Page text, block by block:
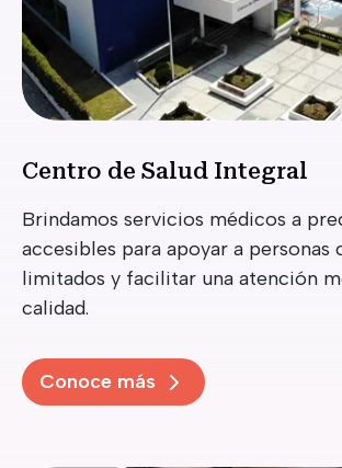
Centro de Salud Integral
Brindamos servicios médicos a
accesibles para apoyar a personas
limitados y facilitar una atención
calidad.
Conoce más